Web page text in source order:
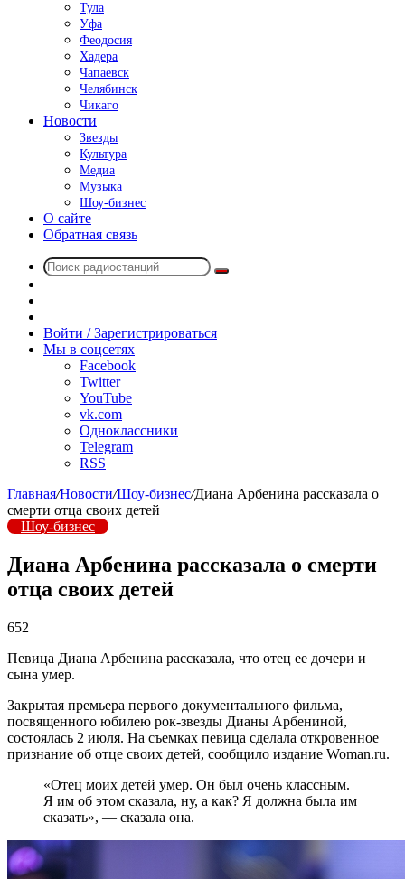
Тула
Уфа
Феодосия
Хадера
Чапаевск
Челябинск
Чикаго
Новости
Звезды
Культура
Медиа
Музыка
Шоу-бизнес
О сайте
Обратная связь
Поиск
радио
Войти / Зарегистрироваться
Мы в соцсетях
Facebook
Twitter
YouTube
vk.com
Одноклассники
Telegram
RSS
Главная/Новости/Шоу-бизнес/Диана Арбенина рассказала о
смерти отца своих детей
Шоу-бизнес
Диана Арбенина рассказала о смерти
отца своих детей
652
Певица Диана Арбенина рассказала, что отец ее дочери и
сына умер.
Закрытая премьера первого документального фильма,
посвященного юбилею рок-звезды Дианы Арбениной,
состоялась 2 июля. На съемках певица сделала откровенное
признание об отце своих детей, сообщило издание Woman.ru.
«Отец моих детей умер. Он был очень классным.
Я им об этом сказала, ну, а как? Я должна была им
сказать», — сказала она.